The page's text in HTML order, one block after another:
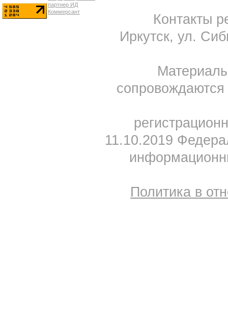
Контакты
Иркутск, ул.
11.10.2019
Политика в